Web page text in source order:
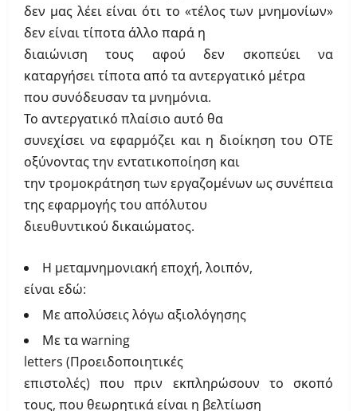
δεν μας λέει είναι ότι το «τέλος των μνημονίων»
δεν είναι τίποτα άλλο παρά η
διαιώνιση τους αφού δεν σκοπεύει να
καταργήσει τίποτα από τα αντεργατικό μέτρα
που συνόδευσαν τα μνημόνια.
Το αντεργατικό πλαίσιο αυτό θα
συνεχίσει να εφαρμόζει και η διοίκηση του ΟΤΕ
οξύνοντας την εντατικοποίηση και
την τρομοκράτηση των εργαζομένων ως συνέπεια
της εφαρμογής του απόλυτου
διευθυντικού δικαιώματος.
Η μεταμνημονιακή εποχή, λοιπόν,
είναι εδώ:
Με απολύσεις λόγω αξιολόγησης
Με ταwarning
letters (Προειδοποιητικές
επιστολές) που πριν εκπληρώσουν το σκοπό
τους, που θεωρητικά είναι η βελτίωση